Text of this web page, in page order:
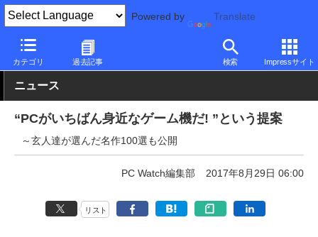
Powered by Translate
カテゴリ 過去記事 検索 Impressサイト
PC Watch 半導体/周辺機器 その他
ニュース
“PCがいちばん身近なゲーム機だ! ”という提案
～玄人達が選んだ名作100選も公開
PC Watch編集部 2017年8月29日 06:00
リスト